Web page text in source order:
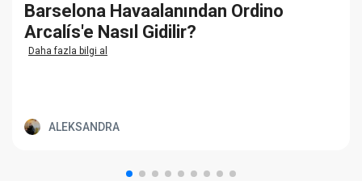
Barselona Havaalanından Ordino
Arcalís'e Nasıl Gidilir?
Daha fazla bilgi al
ALEKSANDRA